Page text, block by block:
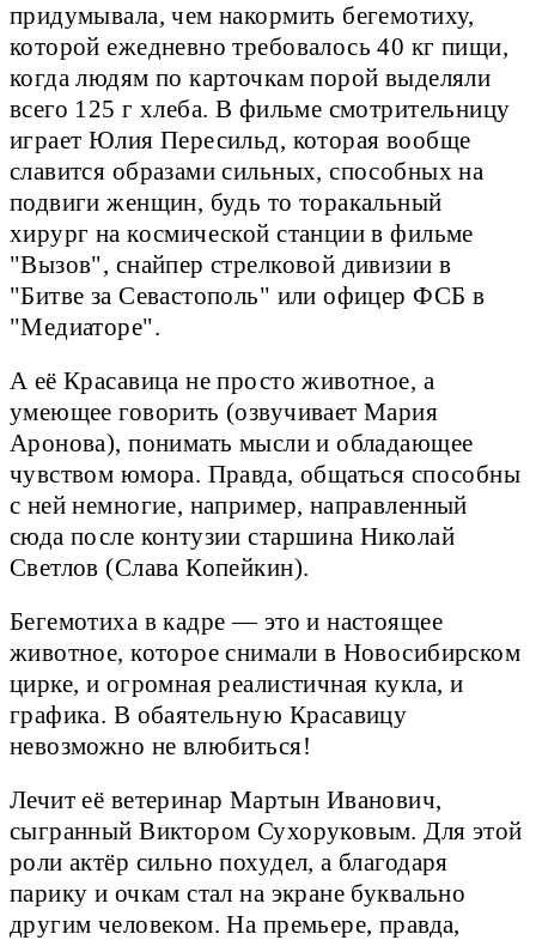
придумывала, чем накормить бегемотиху,
которой ежедневно требовалось 40 кг пищи,
когда людям по карточкам порой выделяли
всего 125 г хлеба. В фильме смотрительницу
играет Юлия Пересильд, которая вообще
славится образами сильных, способных на
подвиги женщин, будь то торакальный
хирург на космической станции в фильме
"Вызов", снайпер стрелковой дивизии в
"Битве за Севастополь" или офицер ФСБ в
"Медиаторе".
А её Красавица не просто животное, а
умеющее говорить (озвучивает Мария
Аронова), понимать мысли и обладающее
чувством юмора. Правда, общаться способны
с ней немногие, например, направленный
сюда после контузии старшина Николай
Светлов (Слава Копейкин).
Бегемотиха в кадре — это и настоящее
животное, которое снимали в Новосибирском
цирке, и огромная реалистичная кукла, и
графика. В обаятельную Красавицу
невозможно не влюбиться!
Лечит её ветеринар Мартын Иванович,
сыгранный Виктором Сухоруковым. Для этой
роли актёр сильно похудел, а благодаря
парику и очкам стал на экране буквально
другим человеком. На премьере, правда,